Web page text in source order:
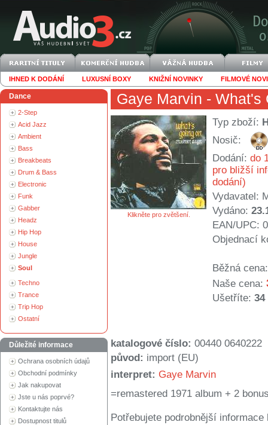
IHNED K DODÁNÍ LUXUSNÍ BOXY KNIŽNÍ NOVINKY FILMOVÉ
Dance
2-Step
Acid Jazz
Ambient
Bass
Breakbeats
Drum & Bass
Electronic
Funk
Gabber
Headz
Hip Hop
House
Jungle
Soul
Techno
Trance
Trip Hop
Ostatní
Důležité informace
Ochrana osobních údajů
Obchodní podmínky
Jak nakupovat
Jste u nás poprvé?
Kontaktujte nás
Dostupnost titulů
Gaye Marvin - What's
Klikněte pro zvětšení.
Typ zboží:
Nosič:
Dodání: do
pro bližší
dodání)
Vydavatel:
Vydáno:
EAN/UPC:
Objednací
Běžná cena:
Naše cena:
Ušetříte: 34
katalogové číslo: 00440 0640222
původ: import (EU)
interpret: Gaye Marvin
=remastered 1971 album + 2
Potřebujete podrobnější